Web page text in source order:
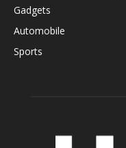
Gadgets
Automobile
Sports